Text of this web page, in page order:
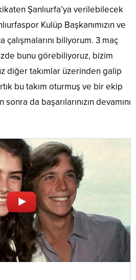
Şanlıurfa’ya verilebilecek
Kulüp Başkanımızın ve
biliyorum. 3 maç
bunu görebiliyoruz, bizim
diğer takımlar üzerinden galip
bu takım oturmuş ve bir ekip
da başarılarınızın devamını